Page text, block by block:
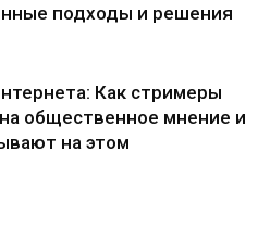
подходы и решения
Как стримеры
общественное мнение и
на этом